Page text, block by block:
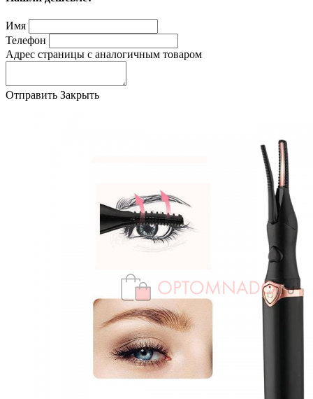
Имя
Телефон
Адрес страницы с аналогичным товаром
Отправить Закрыть